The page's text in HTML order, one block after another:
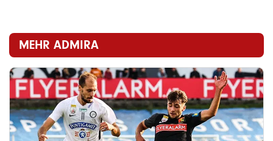
MEHR ADMIRA